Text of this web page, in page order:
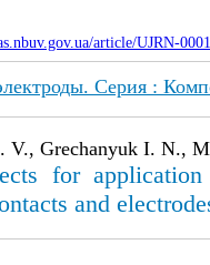
article/UJRN-
Серия :
V., Grechanyuk I. N.,
for
and